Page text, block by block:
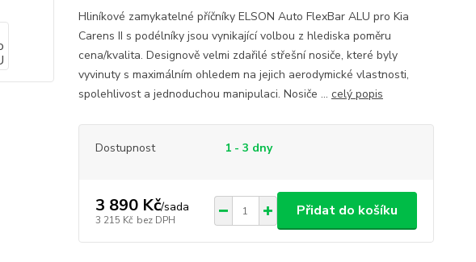
Hliníkové zamykatelné příčníky ELSON Auto FlexBar ALU pro Kia
Carens II s podélníky jsou vynikající volbou z hlediska poměru
cena/kvalita. Designově velmi zdařilé střešní nosiče, které byly
vyvinuty s maximálním ohledem na jejich aerodymické vlastnosti,
spolehlivost a jednoduchou manipulaci. Nosiče ... celý popis
Dostupnost 1 - 3 dny
3 890 Kč/sada
3 215 Kč bez DPH
Přidat do košíku